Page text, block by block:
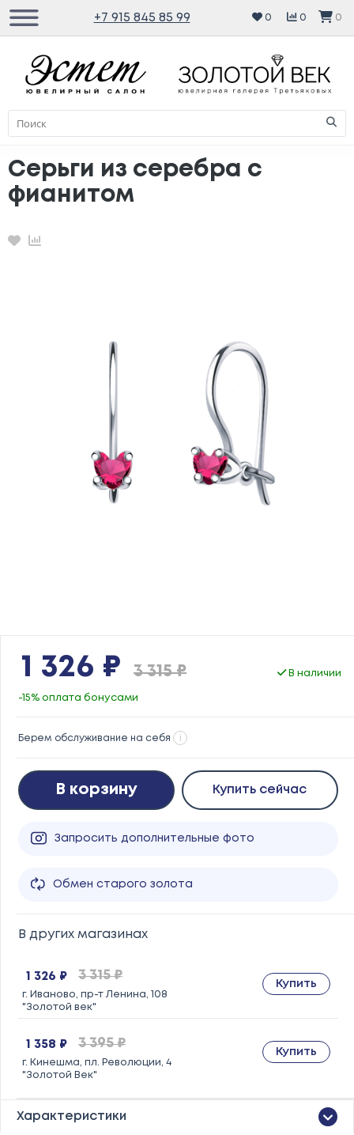
+7 915 845 85 99 0 0 0
Серьги из серебра с
фианитом
Избранное
Сравнение
1 326 ₽ 3 315 ₽ В наличии
-15% оплата бонусами
Берем обслуживание на себя i
В корзину Купить сейчас
Запросить дополнительные фото
Обмен старого золота
В других магазинах
1 326 ₽ 3 315 ₽
г. Иваново, пр-т Ленина, 108
"Золотой век"
Купить
1 358 ₽ 3 395 ₽
г. Кинешма, пл. Революции, 4
"Золотой Век"
Купить
Характеристики